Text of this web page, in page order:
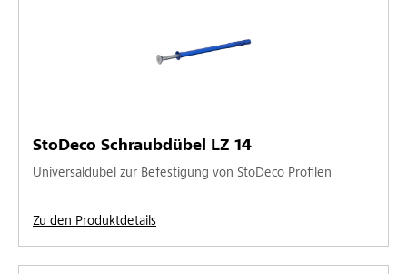
StoDeco Schraubdübel LZ 14
Universaldübel zur Befestigung von StoDeco Profilen
Zu den Produktdetails